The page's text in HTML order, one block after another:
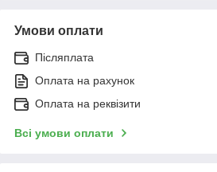
Умови оплати
Післяплата
Оплата на рахунок
Оплата на реквізити
Всі умови оплати